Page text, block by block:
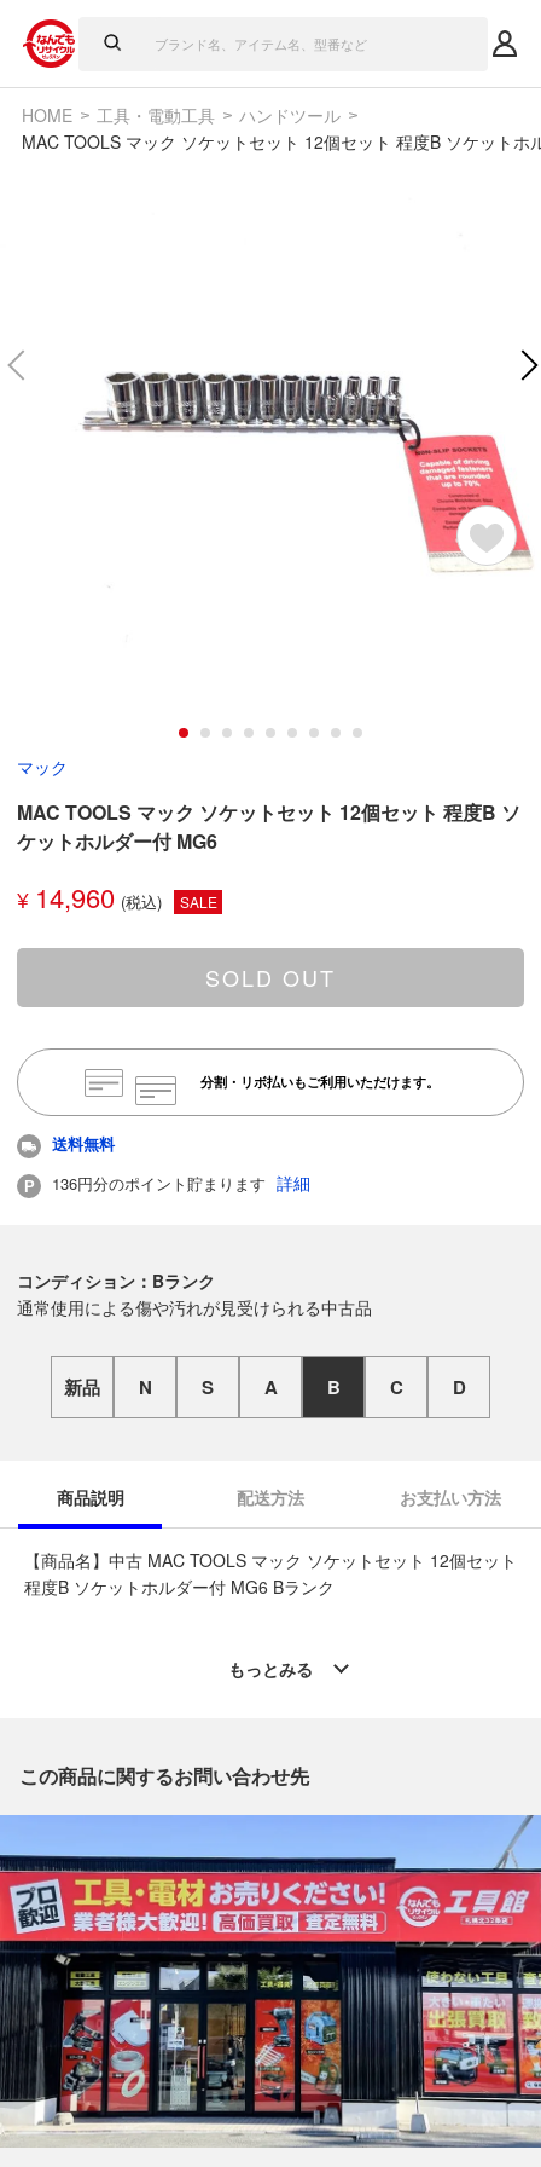
HOME 工具・電動工具
ハンドツール
MAC TOOLS マック ソケットセット 12個セット 程度B ソケットホ
マック
MAC TOOLS マック ソケットセット 12個セット 程度B ソ
ケットホルダー付 MG6
¥ 14,960 SALE
SOLD OUT
分割・リボ払いもご利用いただけます。
送料無料
136円分のポイント貯まります 詳細
コンディション：Bランク
通常使用による傷や汚れが見受けられる中古品
新品 N S A B C D
商品説明 配送方法 お支払い方法
【商品名】中古 MAC TOOLS マック ソケットセット 12個セット
程度B ソケットホルダー付 MG6 Bランク
北32条店 」からの出品です。
※「なんでもリサイクルビッグバン 公式オンラインストアの出
【店舗内商品コード】1022000231214
【メーカー】MAC TOOLS/マック
【型番】MG6
【付属品】なし
【ランク】Bランク
通常使用による傷や汚れが見受けられる中古品
【使用予定配送業者】佐川急便 飛脚宅配便60サイズ
【こちらの商品は在庫連動システムを導入し、店頭や他ネットシ
ョップと併売を行なっておりますが、タイミングによりシステム
もっとみる
この商品に関するお問い合わせ先